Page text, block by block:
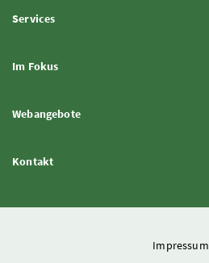
ServicesInhalt aufklappen
Im FokusInhalt aufklappen
WebangeboteInhalt aufklappen
KontaktInhalt aufklappen
Impressum